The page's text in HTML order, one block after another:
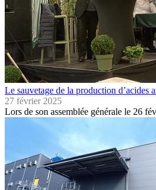
Le sauvetage de la production d’acides
27 février 2025
Lors de son assemblée générale le 26